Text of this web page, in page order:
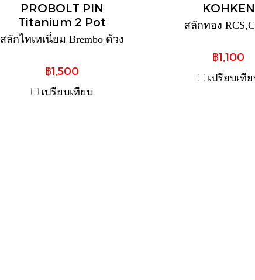
PROBOLT PIN
Titanium 2 Pot
สลักไทเทเนี่ยม Brembo ด้วง
฿1,500
เปรียบเทียบ
KOHKEN
สลักทอง
฿1,100
เปรียบเที